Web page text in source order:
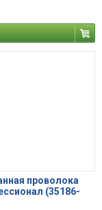
проволока
(35186-